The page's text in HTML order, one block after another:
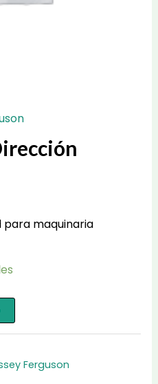
para maquinaria
Ferguson